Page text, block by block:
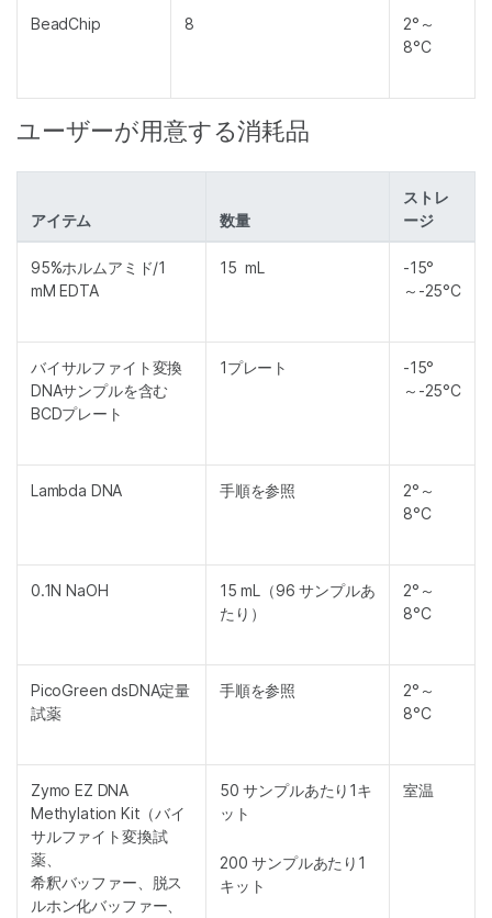
BeadChip 8
2°～
8°C
ユーザーが用意する消耗品
アイテム 数量
ストレ
ージ
95%ホルムアミド/1
mM EDTA
15 mL
-15°
～-25°C
バイサルファイト変換
DNAサンプルを含む
BCDプレート
1プレート
-15°
～-25°C
Lambda DNA 手順を参照
2°～
8°C
0.1N NaOH
15 mL（96 サンプルあ
たり）
2°～
8°C
PicoGreen dsDNA定量
試薬
手順を参照
2°～
8°C
Zymo EZ DNA
Methylation Kit（バイ
サルファイト変換試
薬、
希釈バッファー、脱ス
ルホン化バッファー、
50 サンプルあたり1キ
ット
200 サンプルあたり1
キット
室温